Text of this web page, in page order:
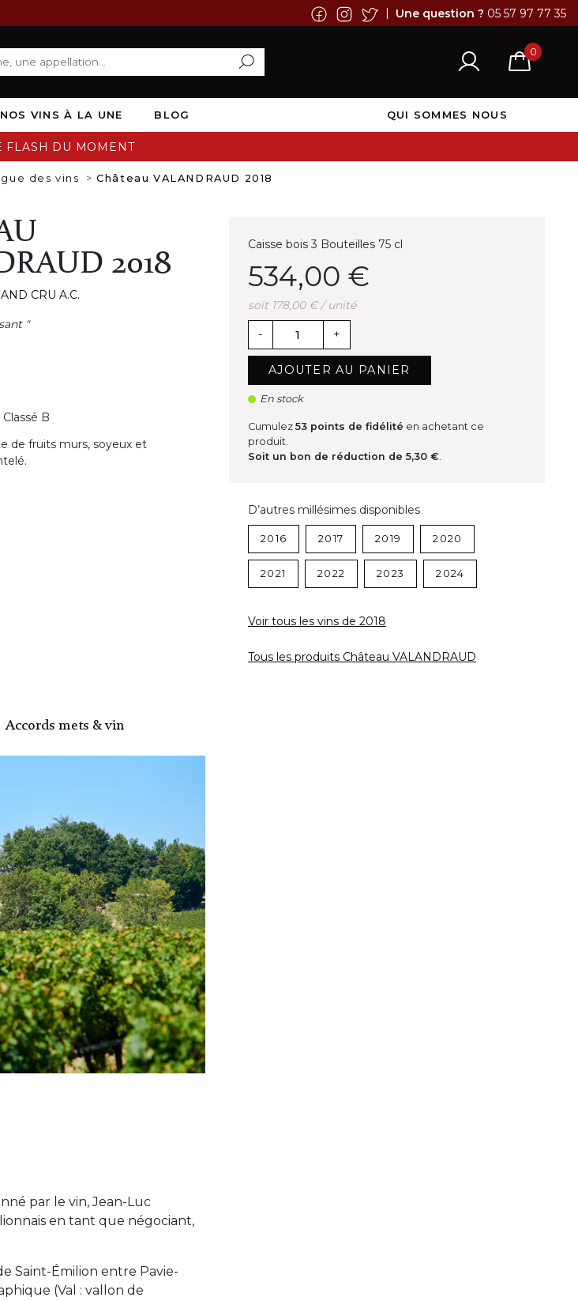
| Une question ? 05 57 97 77 35
0
NOS VINS À LA UNE BLOG QUI SOMMES NOUS
FLASH DU MOMENT
des vins Château VALANDRAUD 2018
2018
CRU A.C.
"
B
de fruits murs, soyeux et
Caisse bois 3 Bouteilles 75 cl
534,00 €
soit 178,00 € / unité
- +
AJOUTER AU PANIER
En stock
Cumulez 53points de fidélité en achetant ce
produit.
Soit un bon de réduction de 5,30 €.
D’autres millésimes disponibles
2016 2017 2019 2020
2021 2022 2023 2024
Voir tous les vins de 2018
Tous les produits Château VALANDRAUD
Accords mets & vin
par le vin, Jean-Luc
en tant que négociant,
Saint-Émilion entre Pavie-
(Val : vallon de